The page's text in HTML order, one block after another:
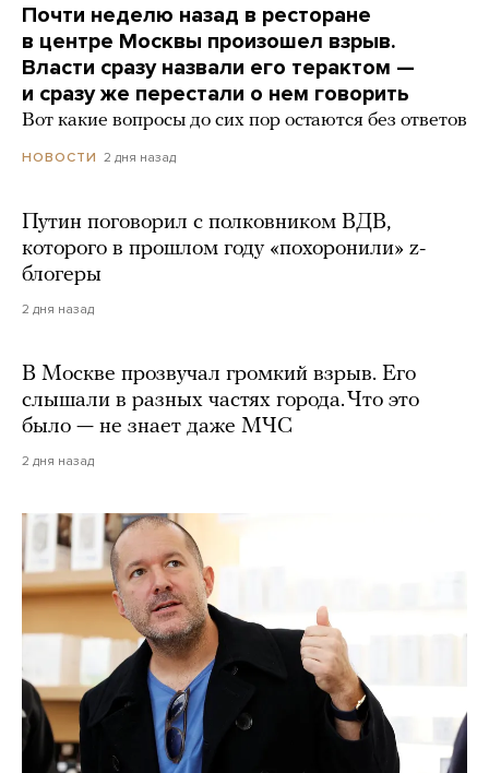
Почти неделю назад в ресторане
в центре Москвы произошел взрыв.
Власти сразу назвали его терактом —
и сразу же перестали о нем говорить
Вот какие вопросы до сих пор остаются без ответов
НОВОСТИ 2 дня назад
Путин поговорил с полковником ВДВ,
которого в прошлом году «похоронили» z-
блогеры
2 дня назад
В Москве прозвучал громкий взрыв. Его
слышали в разных частях города. Что это
было — не знает даже МЧС
2 дня назад